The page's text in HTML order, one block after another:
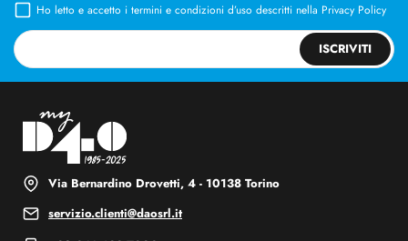
Ho letto e accetto i termini e condizioni d’uso descritti nella Privacy Policy
ISCRIVITI
Via Bernardino Drovetti, 4 - 10138 Torino
servizio.clienti@daosrl.it